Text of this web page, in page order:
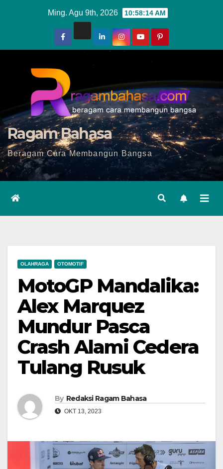
Ming. Agu 9th, 2026 10:58:15 AM
Ragam Bahasa
Beragam Cara Membangun Bangsa
OLAHRAGA OTOMOTIF
MotoGP Mandalika:
Alex Marquez
Mundur Pasca
Crash Alami Cedera
Tulang Rusuk
By Redaksi Ragam Bahasa
OKT 13, 2023